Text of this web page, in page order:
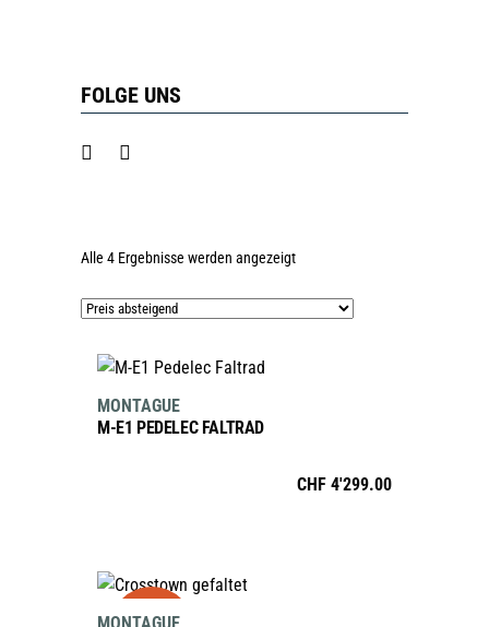
Alle 4 Ergebnisse werden angezeigtNach
absteigend
IN DEN WARENKORB
M-E1 PEDELEC FALTRAD
CHF 4'299.00
MONTAGUE
AUSFÜHRUNG WÄHLEN
Dieses
FOLGE UNS